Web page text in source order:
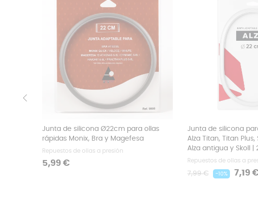
Junta de silicona Ø22cm para ollas
rápidas Monix, Bra y Magefesa
Repuestos de ollas a presión
Precio
5,99 €
Junta de silicona
Alza Titan, Titan
Alza antigua y Skoll |
Repuestos de ollas a
Precio
7,99 € -10% Precio
7,19